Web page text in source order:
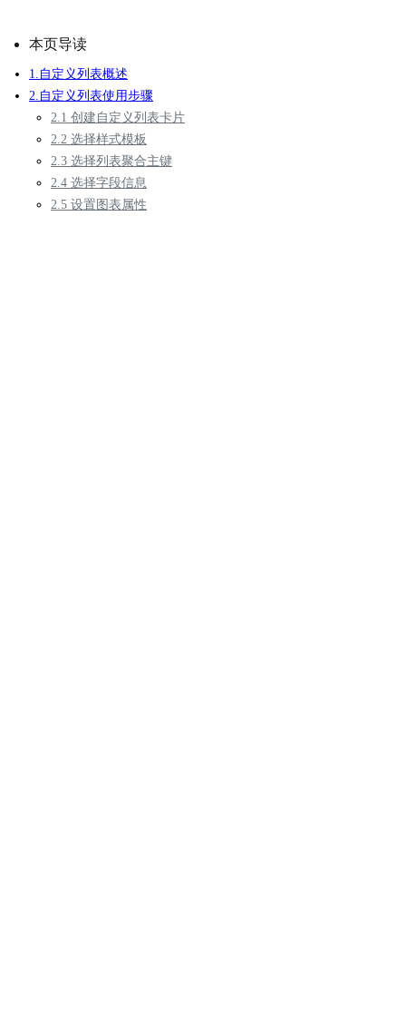
本页导读
1.自定义列表概述
2.自定义列表使用步骤
2.1 创建自定义列表卡片
2.2 选择样式模板
2.3 选择列表聚合主键
2.4 选择字段信息
2.5 设置图表属性